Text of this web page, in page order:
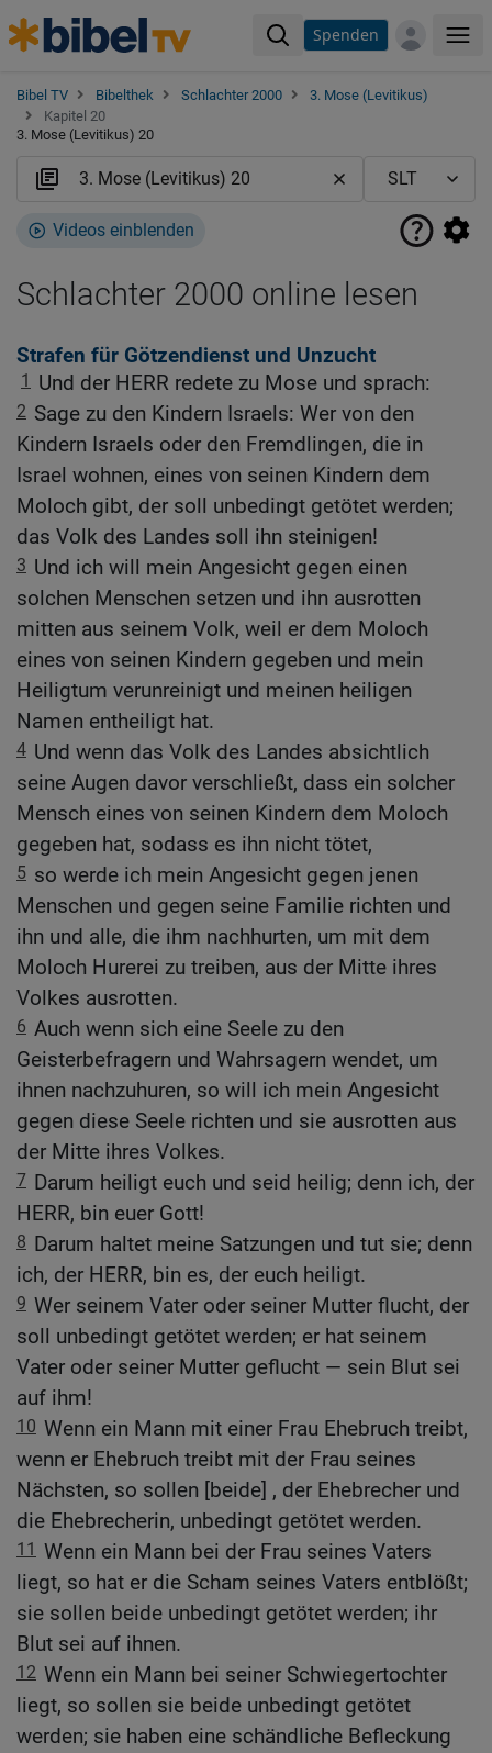
Spenden
Bibel TV Bibelthek Schlachter 2000
3. Mose (Levitikus)
Kapitel 20
3. Mose (Levitikus) 20
Videos einblenden
Schlachter 2000 online lesen
Strafen für Götzendienst und Unzucht
1 Und der HERR redete zu Mose und sprach:
2 Sage zu den Kindern Israels: Wer von den
Kindern Israels oder den Fremdlingen, die in
Israel wohnen, eines von seinen Kindern dem
Moloch gibt, der soll unbedingt getötet werden;
das Volk des Landes soll ihn steinigen!
3 Und ich will mein Angesicht gegen einen
solchen Menschen setzen und ihn ausrotten
mitten aus seinem Volk, weil er dem Moloch
eines von seinen Kindern gegeben und mein
Heiligtum verunreinigt und meinen heiligen
Namen entheiligt hat.
4 Und wenn das Volk des Landes absichtlich
seine Augen davor verschließt, dass ein solcher
Mensch eines von seinen Kindern dem Moloch
gegeben hat, sodass es ihn nicht tötet,
5 so werde ich mein Angesicht gegen jenen
Menschen und gegen seine Familie richten und
ihn und alle, die ihm nachhurten, um mit dem
Moloch Hurerei zu treiben, aus der Mitte ihres
Volkes ausrotten.
6 Auch wenn sich eine Seele zu den
Geisterbefragern und Wahrsagern wendet, um
ihnen nachzuhuren, so will ich mein Angesicht
gegen diese Seele richten und sie ausrotten aus
der Mitte ihres Volkes.
7 Darum heiligt euch und seid heilig; denn ich, der
HERR, bin euer Gott!
8 Darum haltet meine Satzungen und tut sie; denn
ich, der HERR, bin es, der euch heiligt.
9 Wer seinem Vater oder seiner Mutter flucht, der
soll unbedingt getötet werden; er hat seinem
Vater oder seiner Mutter geflucht — sein Blut sei
auf ihm!
10 Wenn ein Mann mit einer Frau Ehebruch treibt,
wenn er Ehebruch treibt mit der Frau seines
Nächsten, so sollen [beide] , der Ehebrecher und
die Ehebrecherin, unbedingt getötet werden.
11 Wenn ein Mann bei der Frau seines Vaters
liegt, so hat er die Scham seines Vaters entblößt;
sie sollen beide unbedingt getötet werden; ihr
Blut sei auf ihnen.
12 Wenn ein Mann bei seiner Schwiegertochter
liegt, so sollen sie beide unbedingt getötet
werden; sie haben eine schändliche Befleckung